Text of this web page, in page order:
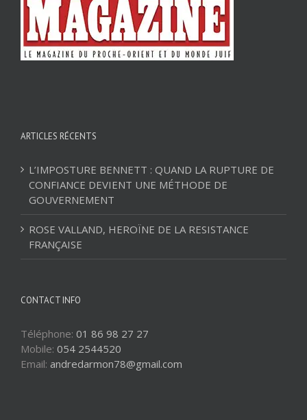
ARTICLES RÉCENTS
L’IMPOSTURE BENNETT : QUAND LA RUPTURE DE
CONFIANCE DEVIENT UNE MÉTHODE DE
GOUVERNEMENT
ROSE VALLAND, HEROÏNE DE LA RESISTANCE
FRANÇAISE
CONTACT INFO
Téléphone: 01 86 98 27 27
Mobile: 054 2544520
Email: andredarmon78@gmail.com